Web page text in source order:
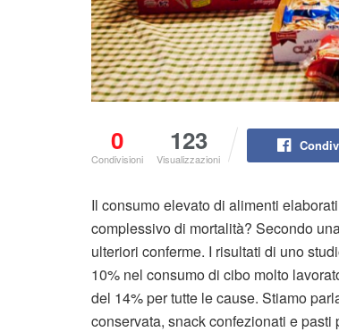
0
Condivisioni
123
Visualizzazioni
Il consumo elevato di alimenti
complessivo di mortalità? Secondo
ulteriori conferme. I risultati di uno
10% nel consumo di cibo molto
del 14% per tutte le cause. Stiamo
conservata, snack confezionati e